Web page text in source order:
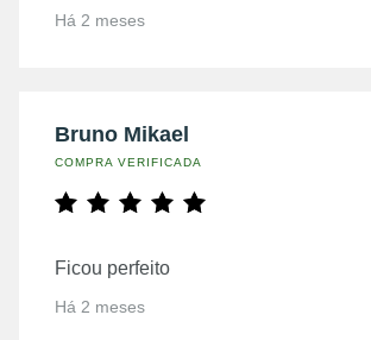
Há 2 meses
Bruno Mikael
COMPRA VERIFICADA
Ficou perfeito
Há 2 meses